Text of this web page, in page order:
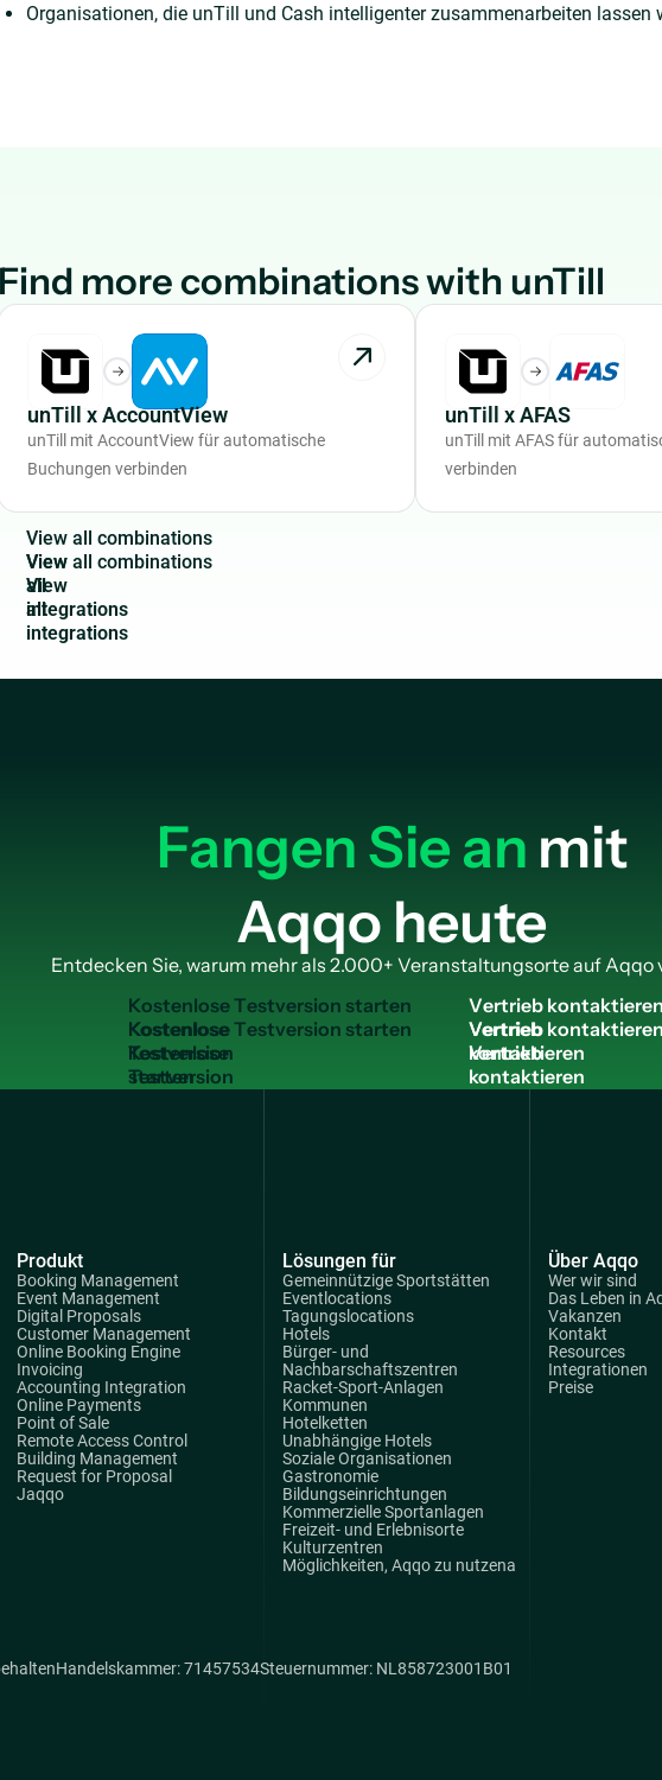
Organisationen, die unTill und Cash intelligenter zusammenarbeiten lassen
Find more combinations with unTill
unTill x AccountView
unTill mit AccountView für automatische
Buchungen verbinden
unTill x AFAS
unTill mit AFAS für
verbinden
View all combinations
View
all
integrations
Fangen Sie an mit
Aqqo heute
Entdecken Sie, warum mehr als 2.000+ Veranstaltungsorte auf Aqqo
KostenloseTestversion starten
Kostenlose
Testversion
starten
Vertriebkontaktieren
Vertrieb
kontaktieren
Produkt
Booking Management
Event Management
Digital Proposals
Customer Management
Online Booking Engine
Invoicing
Accounting Integration
Online Payments
Point of Sale
Remote Access Control
Building Management
Request for Proposal
Jaqqo
Lösungen für
Gemeinnützige Sportstätten
Eventlocations
Tagungslocations
Hotels
Bürger- und
Nachbarschaftszentren
Racket-Sport-Anlagen
Kommunen
Hotelketten
Unabhängige Hotels
Soziale Organisationen
Gastronomie
Bildungseinrichtungen
Kommerzielle Sportanlagen
Freizeit- und Erlebnisorte
Kulturzentren
Möglichkeiten, Aqqo zu nutzena
Über Aqqo
Wer wir sind
Das Leben in
Vakanzen
Kontakt
Resources
Integrationen
Preise
Handelskammer: 71457534Steuernummer: NL858723001B01